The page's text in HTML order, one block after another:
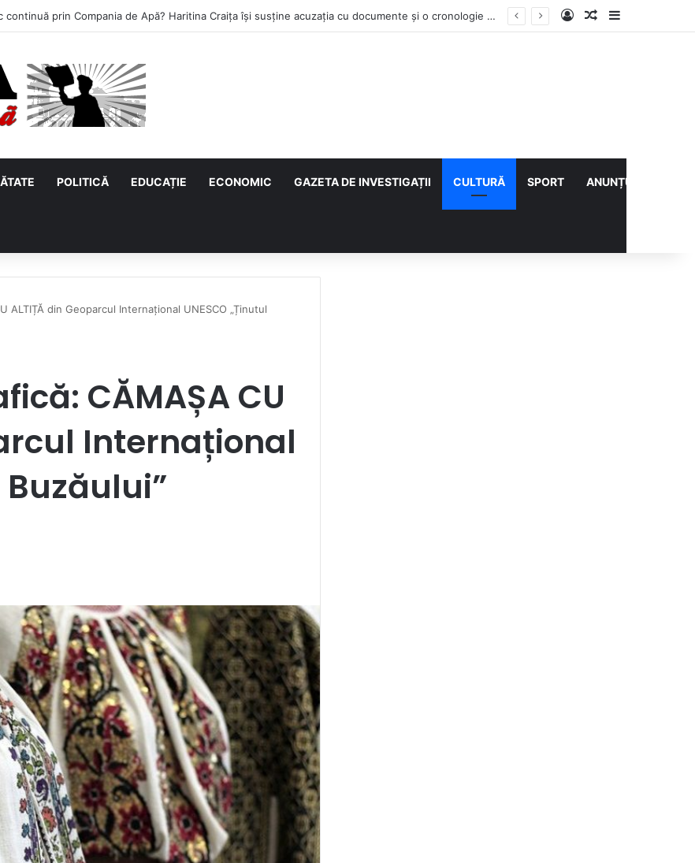
Vești bune din rezervațiile naturale ale Buzăului. Lacurile de la Boldu și Balta Albă și-au refăcut o bună parte din luciul de apă Log InArticol aleatoriu
Sidebar
POLITICĂ EDUCAȚIE ECONOMIC GAZETA DE INVESTIGAȚII CULTURĂ SPORT ANUNȚURI
ALTIȚĂ din Geoparcul Internațional UNESCO „Ținutul
CĂMAȘA CU
Internațional
Buzăului”